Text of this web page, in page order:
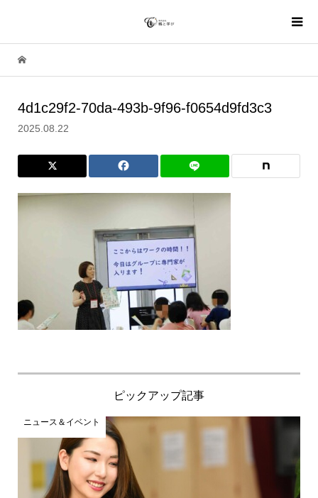
4d1c29f2-70da-493b-9f96-f0654d9fd3c3
2025.08.22
ピックアップ記事
ニュース＆イベント